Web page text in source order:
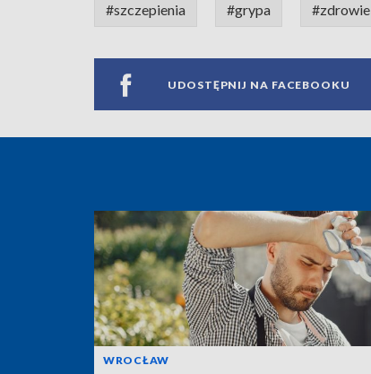
#szczepienia #grypa #zdrowie
UDOSTĘPNIJ NA FACEBOOKU
WROCŁAW